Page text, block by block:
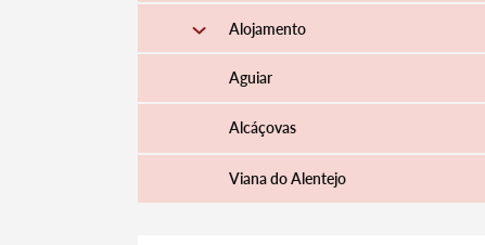
Termo de Pesquisa
Categorias gerais
Alojamento
Aguiar
Alcáçovas
Viana do Alentejo